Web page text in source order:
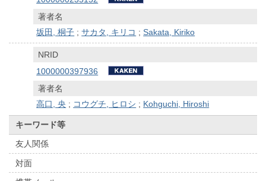
著者名
坂田, 桐子 ;サカタ, キリコ ;Sakata, Kiriko
NRID
1000000397936
著者名
高口, 央 ; コウグチ, ヒロシ ; Kohguchi, Hiroshi
キーワード等
友人関係
対面